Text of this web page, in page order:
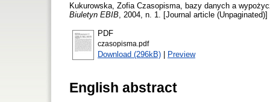
Kukurowska, Zofia Czasopisma, bazy danych a
Biuletyn EBIB , 2004, n. 1. [Journal article (Unpaginated)]
PDF
czasopisma.pdf
Download (296kB) | Preview
English abstract